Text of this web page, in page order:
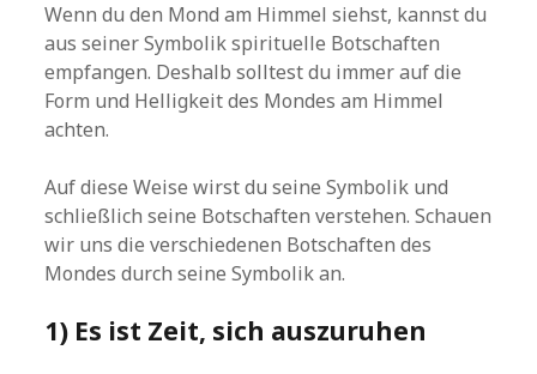
Wenn du den Mond am Himmel siehst, kannst du
aus seiner Symbolik spirituelle Botschaften
empfangen. Deshalb solltest du immer auf die
Form und Helligkeit des Mondes am Himmel
achten.
Auf diese Weise wirst du seine Symbolik und
schließlich seine Botschaften verstehen. Schauen
wir uns die verschiedenen Botschaften des
Mondes durch seine Symbolik an.
1) Es ist Zeit, sich auszuruhen